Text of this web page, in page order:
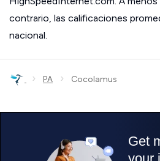
contrario, las calificaciones
nacional.
› PA › Cocolamus